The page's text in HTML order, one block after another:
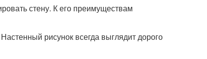
стену. К его преимуществам
рисунок всегда выглядит дорого